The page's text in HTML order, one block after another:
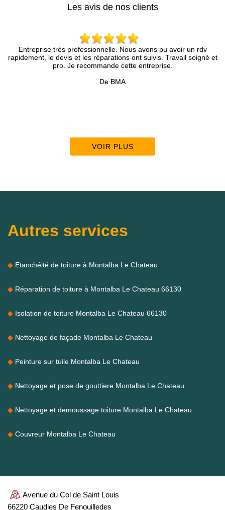
Les avis de nos clients
très professionnelle. Nous avons pu avoir un rdv
le devis et les réparations ont suivis. Travail soigné et
pro. Je recommande cette entreprise.
Brun
VOIR PLUS
Autres services
Etanchéité de toiture à Montalba Le Chateau
Réparation de toiture à Montalba Le Chateau 66130
Isolation de toiture Montalba Le Chateau 66130
Nettoyage de façade Montalba Le Chateau
Peinture sur tuile Montalba Le Chateau
Nettoyage et pose de gouttiere Montalba Le Chateau
Nettoyage et demoussage toiture Montalba Le Chateau
Couvreur Montalba Le Chateau
Avenue du Col de Saint Louis
66220 Caudies De Fenouilledes